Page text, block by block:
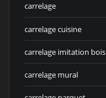
carrelage
carrelage cuisine
carrelage imitation bois
carrelage mural